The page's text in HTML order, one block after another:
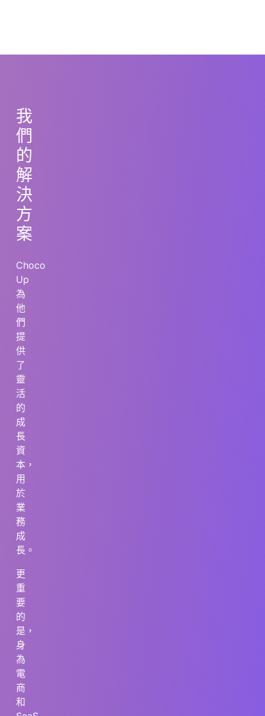
我
們
的
解
決
方
案
Choco
Up
為
他
們
提
供
了
靈
活
的
成
長
資
本，
用
於
業
務
成
長。
更
重
要
的
是，
身
為
電
商
和